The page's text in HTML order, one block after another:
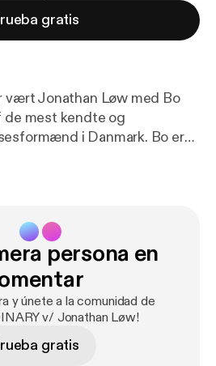
gratis
vært Jonathan Løw med Bo
de mest kendte og
i Danmark. Bo er
Sport &
Jonathan om, hvad det
og som formand.
henholdsvis som
og hvad er
Sebastian Bull, der er
persona en
y únete a la comunidad de
v/ Jonathan Løw!
gratis